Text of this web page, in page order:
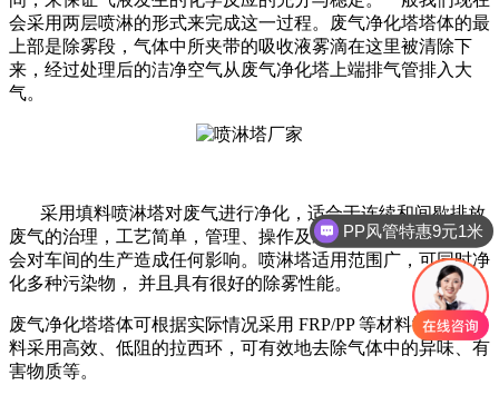
会采用两层喷淋的形式来完成这一过程。废气净化塔塔体的最
上部是除雾段，气体中所夹带的吸收液雾滴在这里被清除下
来，经过处理后的洁净空气从废气净化塔上端排气管排入大
气。
采用填料喷淋塔对废气进行净化，适合于连续和间歇排放
废气的治理，工艺简单，管理、操作及维修相当方便简洁，不
会对车间的生产造成任何影响。喷淋塔适用范围广，可同时净
化多种污染物， 并且具有很好的除雾性能。
废气净化塔塔体可根据实际情况采用 FRP/PP 等材料制作，填
料采用高效、低阻的拉西环，可有效地去除气体中的异味、有
害物质等。
PP风管特惠9元1米